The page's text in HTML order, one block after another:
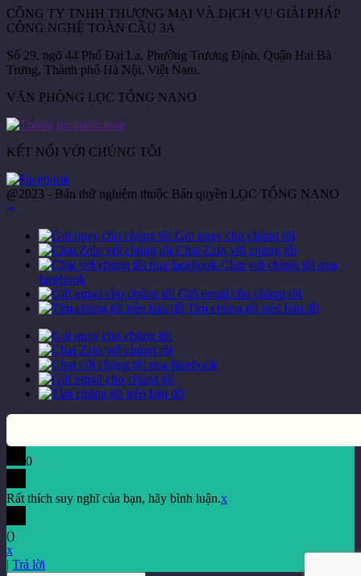
CÔNG TY TNHH THƯƠNG MẠI VÀ DỊCH VỤ GIẢI PHÁP
CÔNG NGHỆ TOÀN CẦU 3A
Số 29, ngõ 44 Phố Đại La, Phường Trương Định, Quận Hai Bà
Trưng, Thành phố Hà Nội, Việt Nam.
VĂN PHÒNG LỌC TỔNG NANO
KẾT NỐI VỚI CHÚNG TÔI
@2023 - Bản thử nghiệm thuộc Bản quyền LỌC TỔNG NANO
Gọi ngay cho chúng tôi
Chat Zalo với chúng tôi
Chat với chúng tôi qua
facebook
Gửi email cho chúng tôi
Tìm chúng tôi trên bản đồ
0
Rất thích suy nghĩ của bạn, hãy bình luận.x
()
x
| Trả lời